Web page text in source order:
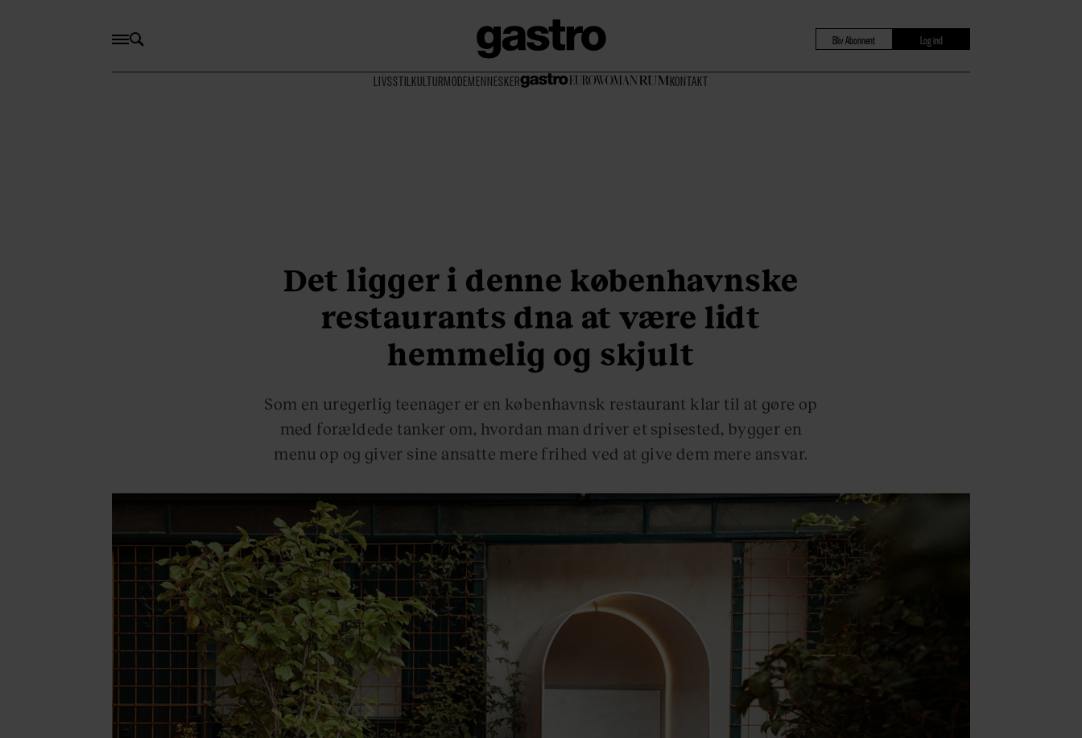
LIVSSTIL KULTURMODEMENNESKER KONTAKT
Bliv Abonnent Log ind
Det ligger i denne københavnske
restaurants dna at være lidt
hemmelig og skjult
Som en uregerlig teenager er en københavnsk restaurant klar til at gøre op
med forældede tanker om, hvordan man driver et spisested, bygger en
menu op og giver sine ansatte mere frihed ved at give dem mere ansvar.